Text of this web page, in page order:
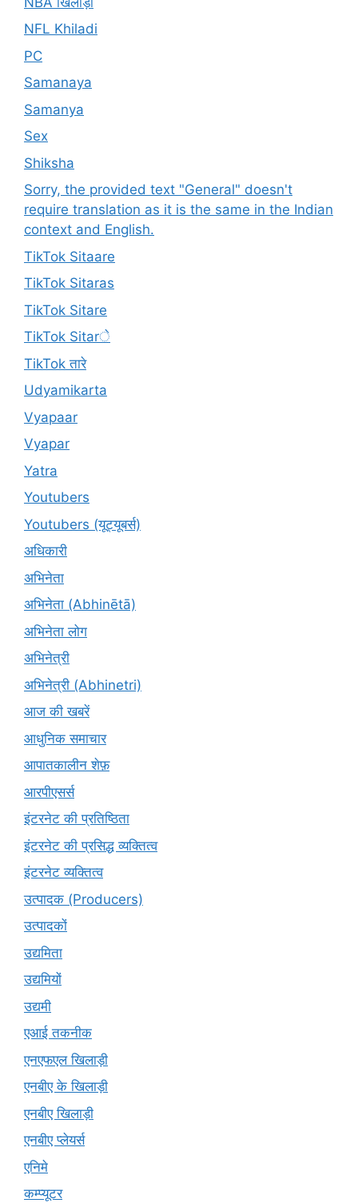
NFL Khiladi
PC
Samanaya
Samanya
Sex
Shiksha
Sorry, the provided text "General" doesn't
require translation as it is the same in the Indian
context and English.
TikTok Sitaare
TikTok Sitaras
TikTok Sitare
TikTok Sitarे
TikTok तारे
Udyamikarta
Vyapaar
Vyapar
Yatra
Youtubers
Youtubers (यूट्यूबर्स)
अधिकारी
अभिनेता
अभिनेता (Abhinētā)
अभिनेता लोग
अभिनेत्री
अभिनेत्री (Abhinetri)
आज की खबरें
आधुनिक समाचार
आपातकालीन शेफ़
आरपीएसर्स
इंटरनेट की प्रतिष्ठिता
इंटरनेट की प्रसिद्ध व्यक्तित्व
इंटरनेट व्यक्तित्व
उत्पादक (Producers)
उत्पादकों
उद्यमिता
उद्यमियों
उद्यमी
एआई तकनीक
एनएफएल खिलाड़ी
एनबीए के खिलाड़ी
एनबीए खिलाड़ी
एनबीए प्लेयर्स
एनिमे
कम्प्यूटर